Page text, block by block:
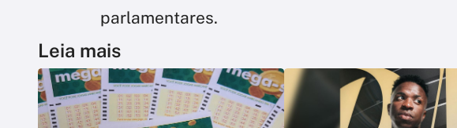
parlamentares.
Leia mais